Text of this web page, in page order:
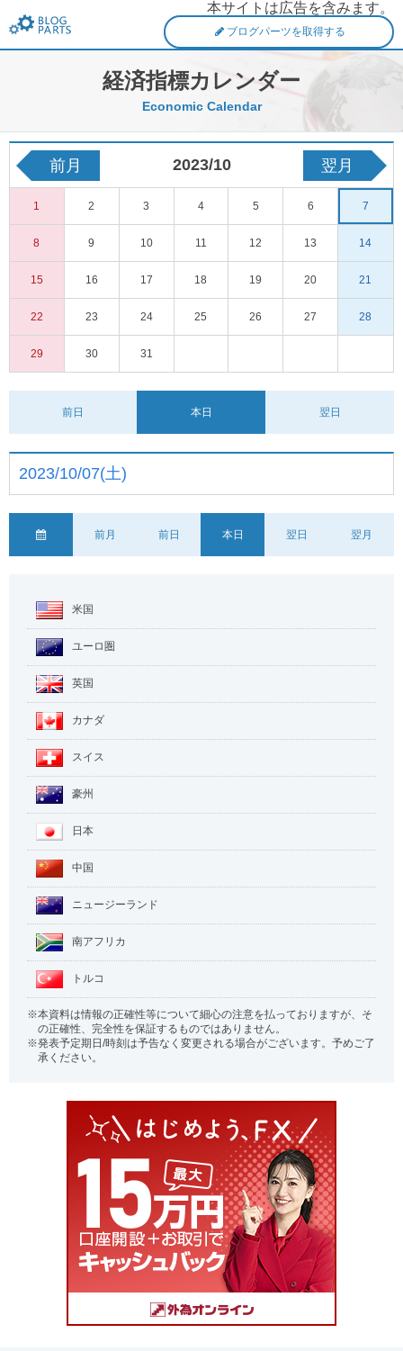
本サイトは広告を含みます。
ブログパーツを取得する
経済指標カレンダー
Economic Calendar
前月 2023/10 翌月
1 2 3 4 5 6 7
8 9 10 11 12 13 14
15 16 17 18 19 20 21
22 23 24 25 26 27 28
29 30 31
前日 本日 翌日
2023/10/07(土)
前月 前日 本日 翌日 翌月
米国
ユーロ圏
英国
カナダ
スイス
豪州
日本
中国
ニュージーランド
南アフリカ
トルコ
本資料は情報の正確性等について細心の注意を払っておりますが、そ
の正確性、完全性を保証するものではありません。
発表予定期日/時刻は予告なく変更される場合がございます。予めご了
承ください。